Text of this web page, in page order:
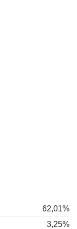
62,01%
3,25%